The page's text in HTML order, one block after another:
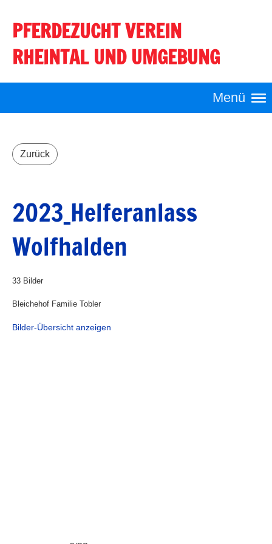
PFERDEZUCHT VEREIN
RHEINTAL UND UMGEBUNG
Menü
Zurück
2023_Helferanlass
Wolfhalden
33 Bilder
Bleichehof Familie Tobler
Bilder-Übersicht anzeigen